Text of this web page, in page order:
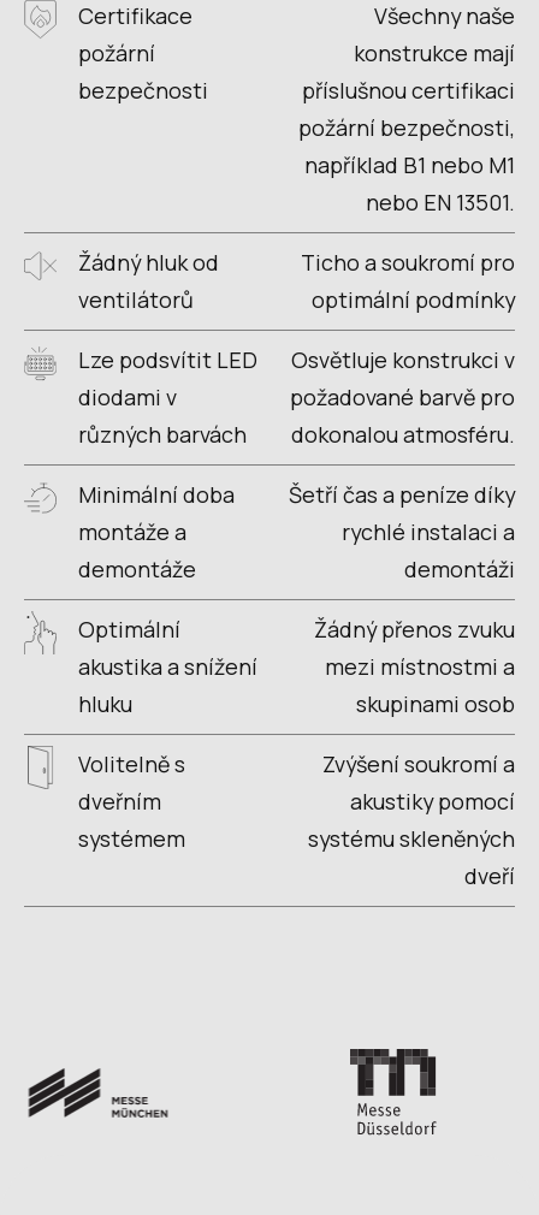
Certifikace
požární
bezpečnosti
Všechny naše
konstrukce mají
příslušnou certifikaci
požární bezpečnosti,
například B1 nebo M1
nebo EN 13501.
Žádný hluk od
ventilátorů
Ticho a soukromí pro
optimální podmínky
Lze podsvítit LED
diodami v
různých barvách
Osvětluje konstrukci v
požadované barvě pro
dokonalou atmosféru.
Minimální doba
montáže a
demontáže
Šetří čas a peníze díky
rychlé instalaci a
demontáži
Optimální
akustika a snížení
hluku
Žádný přenos zvuku
mezi místnostmi a
skupinami osob
Volitelně s
dveřním
systémem
Zvýšení soukromí a
akustiky pomocí
systému skleněných
dveří